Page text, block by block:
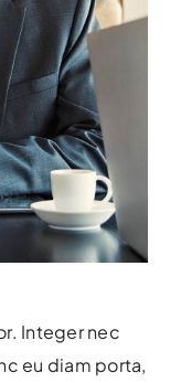
Integer nec
eu diam porta,